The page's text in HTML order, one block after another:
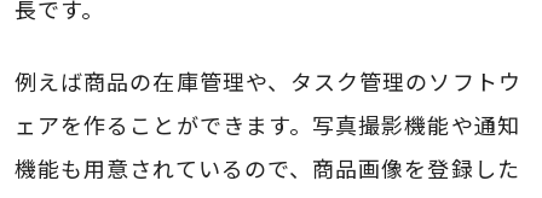
長です。
例えば商品の在庫管理や、タスク管理のソフトウ
ェアを作ることができます。写真撮影機能や通知
機能も用意されているので、商品画像を登録した